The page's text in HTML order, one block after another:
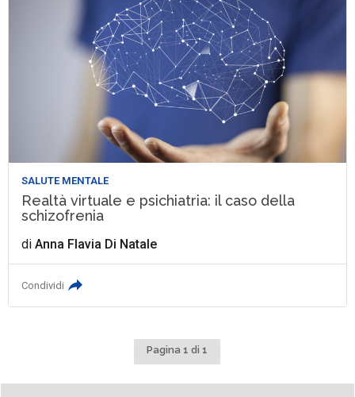
SALUTE MENTALE
Realtà virtuale e psichiatria: il caso della
schizofrenia
diAnna Flavia Di Natale
Condividi
Pagina 1 di 1